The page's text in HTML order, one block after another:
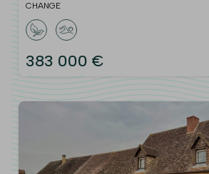
CHANGE
383 000 €